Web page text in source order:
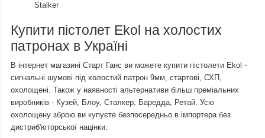
Stalker
Купити пістолет Ekol на холостих
патронах в Україні
В інтернет магазині Старт Ганс ви можете купити пістолети Ekol -
сигнальні шумові під холостий патрон 9мм, стартові, СХП,
охолощені. Також у наявності альтернативи більш преміальних
виробників - Кузей, Блоу, Сталкер, Баредда, Ретай. Усю
охолощену зброю ви купуєте безпосередньо в імпортера без
дистриб'юторської націнки.